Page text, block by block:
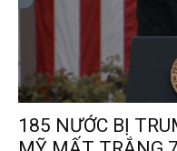
185 NƯỚC BỊ